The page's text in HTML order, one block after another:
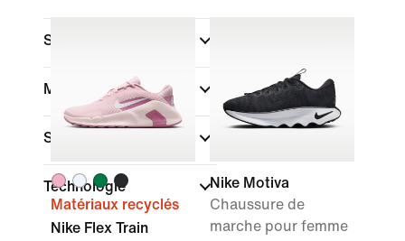
Sport
Marque
Style
Technologie
Matériaux recyclés
Nike Flex Train
Nike Motiva
Chaussure de
marche pour femme